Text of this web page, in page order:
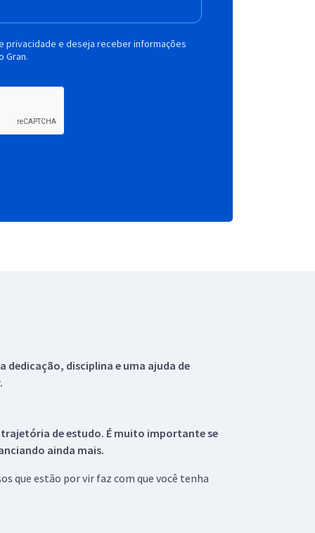
privacidade e deseja receber informações
Gran.
dedicação, disciplina e uma ajuda de
de estudo. É muito importante se
ainda mais.
que estão por vir faz com que você tenha